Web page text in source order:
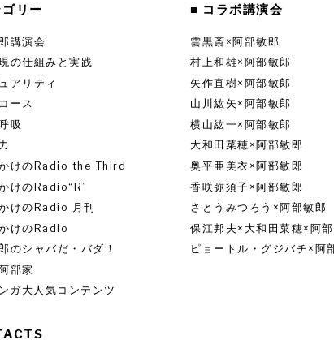
リー
講演会
の仕組みと実践
アリティ
ース
吸
けのRadio the Third
けのRadio“R”
けのRadio 月刊
けのRadio
のシャバだ・バダ！
部家
ガ大人気コンテンツ
■ コラボ講演会
雲黒斎×阿部敏郎
村上和雄×阿部敏郎
矢作直樹×阿部敏郎
山川紘矢×阿部敏郎
横山紘一×阿部敏郎
大和田菜穂×阿部敏郎
奥平亜美衣×阿部敏郎
香咲弥須子×阿部敏郎
さとうみつろう×阿部敏郎
保江邦夫×大和田菜穂×阿
ピョートル・グジバチ×阿